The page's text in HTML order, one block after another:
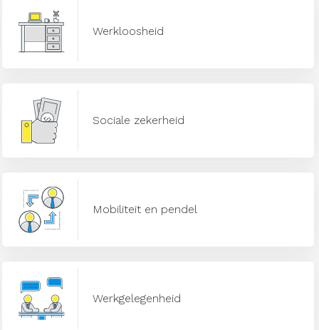
Werkloosheid
Sociale zekerheid
Mobiliteit en pendel
Werkgelegenheid